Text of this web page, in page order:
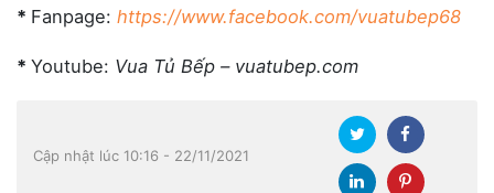
* Fanpage: https://www.facebook.com/vuatubep68
* Youtube: Vua Tủ Bếp – vuatubep.com
Cập nhật lúc 10:16 - 22/11/2021